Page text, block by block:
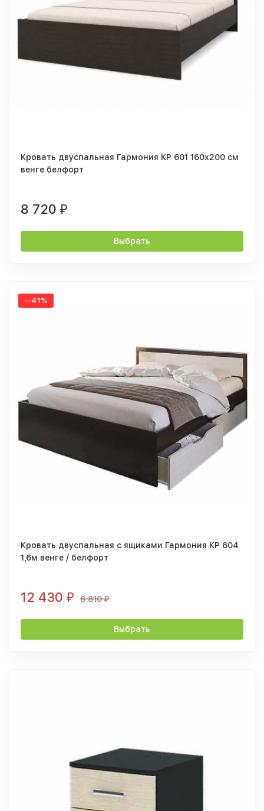
Кровать двуспальная Гармония КР 601 160x200 см
венге белфорт
8 720 ₽
Выбрать
--41%
Кровать двуспальная с ящиками Гармония КР 604
1,6м венге / белфорт
12 430 ₽ 8 810₽
Выбрать